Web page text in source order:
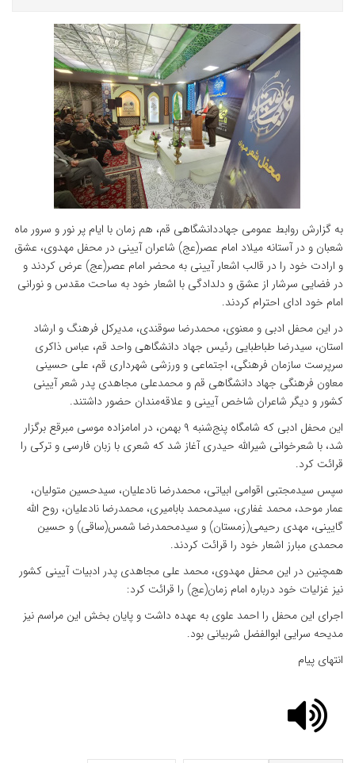
به گزارش روابط عمومی جهاددانشگاهی قم، هم زمان با ایام پر نور و سرور ماه
شعبان و در آستانه میلاد امام عصر(عج) شاعران آیینی در محفل مهدوی، عشق
و ارادت خود را در قالب اشعار آیینی به محضر امام عصر(عج) عرض کردند و
در فضایی سرشار از عشق و دلدادگی با اشعار خود به ساحت مقدس و نورانی
امام خود ادای احترام کردند.
در این محفل ادبی و معنوی، محمدرضا سوقندی، مدیرکل فرهنگ و ارشاد
استان، سیدرضا طباطبایی رئیس جهاد دانشگاهی واحد قم، عباس ذاکری
سرپرست سازمان فرهنگی، اجتماعی و ورزشی شهرداری قم، علی حسینی
معاون فرهنگی جهاد دانشگاهی قم و محمدعلی مجاهدی پدر شعر آیینی
کشور و دیگر شاعران شاخص آیینی و علاقه‌مندان حضور داشتند.
این محفل ادبی که شامگاه پنج‌شنبه ۹ بهمن، در امامزاده موسی مبرقع برگزار
شد، با شعرخوانی شیرالله حیدری آغاز شد که شعری با زبان فارسی و ترکی را
قرائت کرد.
سپس سیدمجتبی اقوامی ابیاتی، محمدرضا نادعلیان، سیدحسین متولیان،
عمار موحد، محمد غفاری، سیدمحمد بابامیری، محمدرضا نادعلیان، روح الله
گایینی، مهدی رحیمی(زمستان) و سیدمحمدرضا شمس(ساقی) و حسین
محمدی مبارز اشعار خود را قرائت کردند.
همچنین در این محفل مهدوی، محمد علی مجاهدی پدر ادبیات آیینی کشور
نیز غزلیات خود درباره امام زمان(عج) را قرائت کرد:
اجرای این محفل را احمد علوی به عهده داشت و پایان بخش این مراسم نیز
مدیحه سرایی ابوالفضل شربیانی بود.
انتهای پیام